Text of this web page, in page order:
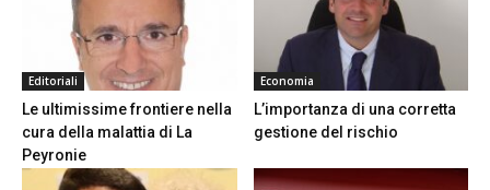
Editoriali
Le ultimissime frontiere nella
cura della malattia di La
Peyronie
Economia
L’importanza di una corretta
gestione del rischio